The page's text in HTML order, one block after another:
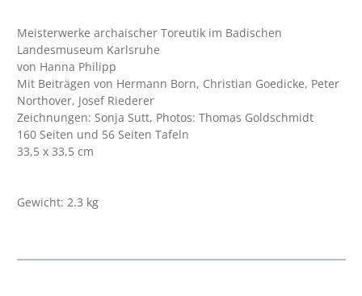
Meisterwerke archaischer Toreutik im Badischen
Landesmuseum Karlsruhe
von Hanna Philipp
Mit Beiträgen von Hermann Born, Christian Goedicke, Peter
Northover, Josef Riederer
Zeichnungen: Sonja Sutt, Photos: Thomas Goldschmidt
160 Seiten und 56 Seiten Tafeln
33,5 x 33,5 cm
Gewicht: 2.3 kg